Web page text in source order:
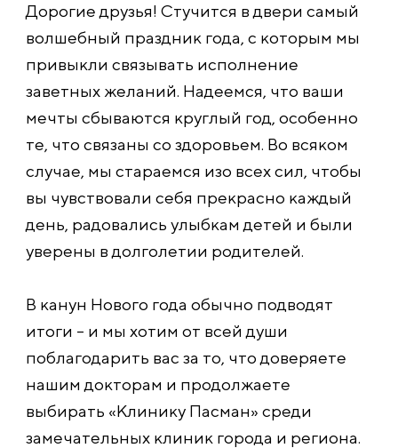
Дорогие друзья! Стучится в двери самый
волшебный праздник года, с которым мы
привыкли связывать исполнение
заветных желаний. Надеемся, что ваши
мечты сбываются круглый год, особенно
те, что связаны со здоровьем. Во всяком
случае, мы стараемся изо всех сил, чтобы
вы чувствовали себя прекрасно каждый
день, радовались улыбкам детей и были
уверены в долголетии родителей.
В канун Нового года обычно подводят
итоги – и мы хотим от всей души
поблагодарить вас за то, что доверяете
нашим докторам и продолжаете
выбирать «Клинику Пасман» среди
замечательных клиник города и региона.